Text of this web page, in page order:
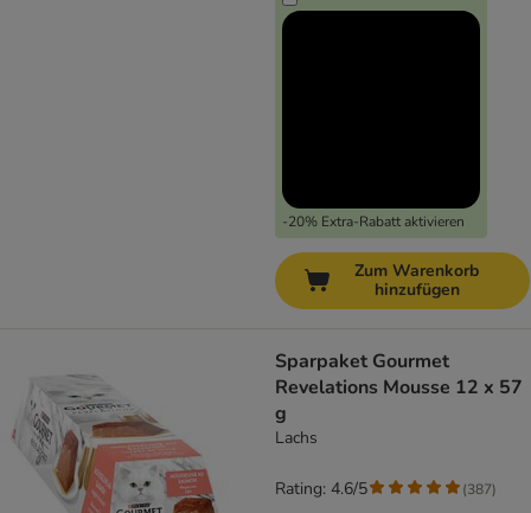
-20% Extra-Rabatt aktivieren
Zum Warenkorb
hinzufügen
Sparpaket Gourmet
Revelations Mousse 12 x 57
g
Lachs
Rating: 4.6/5 (387)